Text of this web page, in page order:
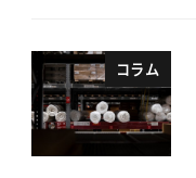
コラム